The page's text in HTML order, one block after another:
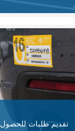
تقديم طلبات